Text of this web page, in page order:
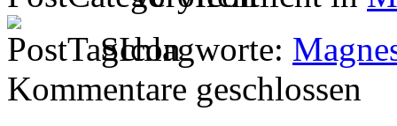
Schlagworte:
Kommentare geschlossen